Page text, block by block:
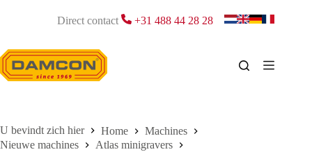
Direct contact +31 488 44 28 28
Home
Machines
Nieuwe machines
Atlas minigravers